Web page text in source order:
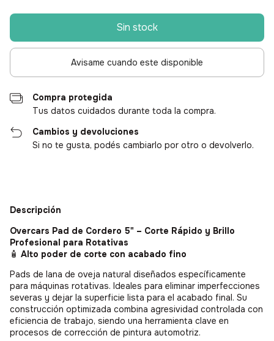
Avisame cuando este disponible
Compra protegida
Tus datos cuidados durante toda la compra.
Cambios y devoluciones
Si no te gusta, podés cambiarlo por otro o devolverlo.
Descripción
Overcars Pad de Cordero 5" – Corte Rápido y Brillo
Profesional para Rotativas
🧴 Alto poder de corte con acabado fino
Pads de lana de oveja natural diseñados específicamente
para máquinas rotativas. Ideales para eliminar imperfecciones
severas y dejar la superficie lista para el acabado final. Su
construcción optimizada combina agresividad controlada con
eficiencia de trabajo, siendo una herramienta clave en
procesos de corrección de pintura automotriz.